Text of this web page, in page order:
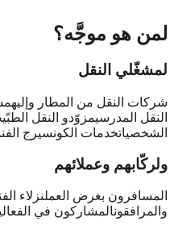
لمن هو موجَّه؟
لمشغّلي النقل
شركات النقل من المطار وإليه
النقل المدرسيمزوّدو النقل الطبّي
الشخصياتخدمات الكونسيرج
ولركّابهم وعملائهم
المسافرون بغرض العملنزلاء
والمرافقونالمشاركون في